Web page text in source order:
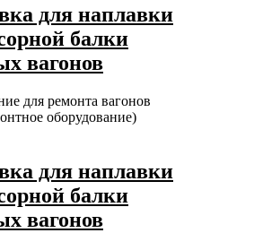
для наплавки
балки
вагонов
для ремонта вагонов
оборудование)
для наплавки
балки
вагонов